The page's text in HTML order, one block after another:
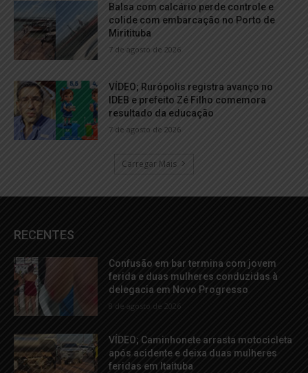
Balsa com calcário perde controle e
colide com embarcação no Porto de
Miritituba
7 de agosto de 2026
VÍDEO; Rurópolis registra avanço no
IDEB e prefeito Zé Filho comemora
resultado da educação
7 de agosto de 2026
Carregar Mais
RECENTES
Confusão em bar termina com jovem
ferida e duas mulheres conduzidas à
delegacia em Novo Progresso
8 de agosto de 2026
VÍDEO; Caminhonete arrasta motocicleta
após acidente e deixa duas mulheres
feridas em Itaituba